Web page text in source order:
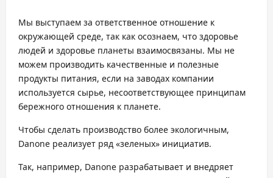
Мы выступаем за ответственное отношение к
окружающей среде, так как осознаем, что здоровье
людей и здоровье планеты взаимосвязаны. Мы не
можем производить качественные и полезные
продукты питания, если на заводах компании
используется сырье, несоответствующее принципам
бережного отношения к планете.
Чтобы сделать производство более экологичным,
Danone реализует ряд «зеленых» инициатив.
Так, например, Danone разрабатывает и внедряет